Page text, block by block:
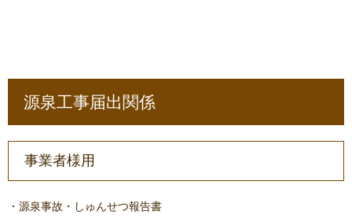
源泉工事届出関係
事業者様用
・源泉事故・しゅんせつ報告書